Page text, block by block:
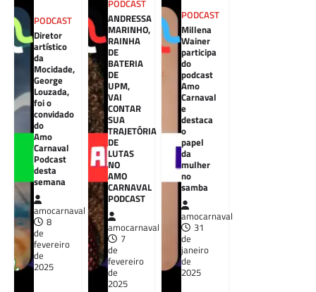
PODCAST
Diretor
artístico
da
Mocidade,
George
Louzada,
foi o
convidado
do
Amo
Carnaval
Podcast
desta
semana
amocarnaval
8
de
fevereiro
de
2025
PODCAST
ANDRESSA
MARINHO,
RAINHA
DE
BATERIA
DE
UPM,
VAI
CONTAR
SUA
TRAJETÓRIA
DE
LUTAS
NO
AMO
CARNAVAL
PODCAST
amocarnaval
7
de
fevereiro
de
2025
PODCAST
Millena
Wainer
participa
do
podcast
Amo
Carnaval
e
destaca
o
papel
da
mulher
no
samba
amocarnaval
31
de
janeiro
de
2025